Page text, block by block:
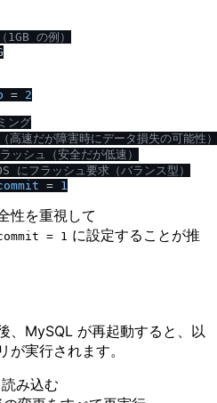
の例）
= 2
ング
速だが障害時にデータ損失の可能性）
シュ（安全だが低速）
フラッシュ要求（バランス型）
= 1
性を重視して
= 1 に設定することが推
、MySQL が再起動すると、以
実行されます。
み込む